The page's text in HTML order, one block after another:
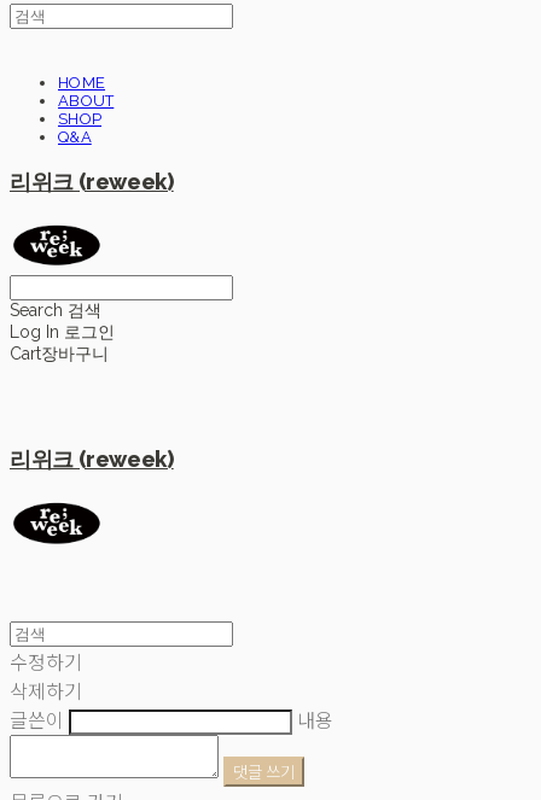
HOME
ABOUT
SHOP
Q&A
리위크 (reweek)
Search 검색
Log In 로그인
Cart장바구니
리위크 (reweek)
수정하기
삭제하기
글쓴이
내용
댓글 쓰기